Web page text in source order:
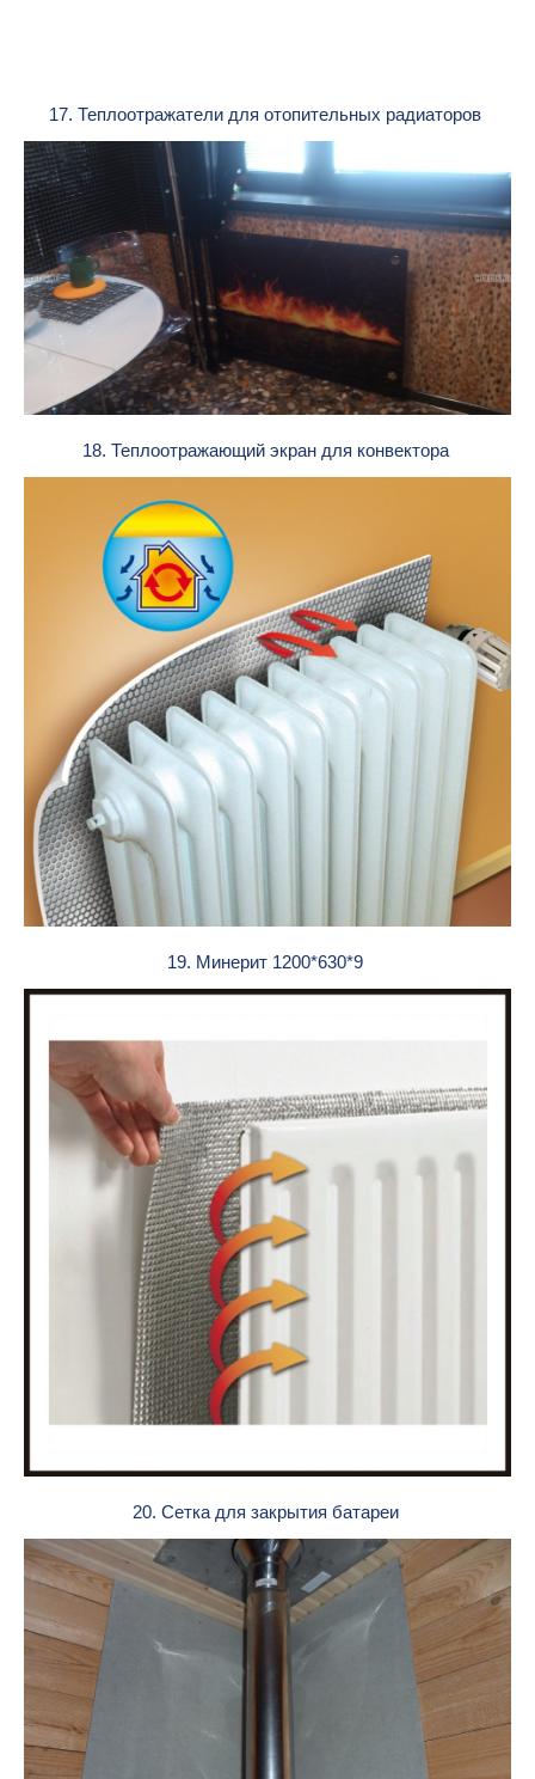
17. Теплоотражатели для отопительных радиаторов
18. Теплоотражающий экран для конвектора
19. Минерит 1200*630*9
20. Сетка для закрытия батареи